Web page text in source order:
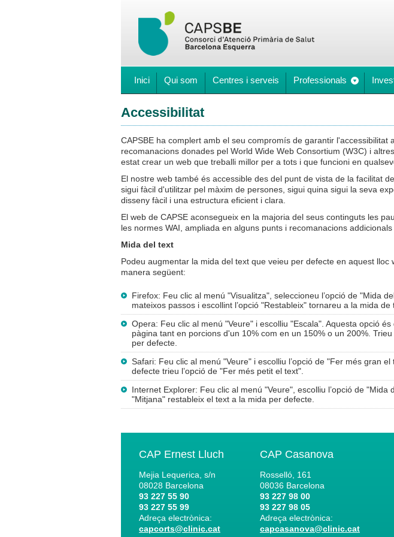
Inici Qui som Centres i serveis Professionals
Accessibilitat
CAPSBE ha complert amb el seu compromís de garantir l'accessibilitat
recomanacions donades pel World Wide Web Consortium (W3C) i
estat crear un web que treballi millor per a tots i que funcioni en
El nostre web també és accessible des del punt de vista de la facilitat
sigui fàcil d'utilitzar pel màxim de persones, sigui quina sigui la seva
disseny fàcil i una estructura eficient i clara.
El web de CAPSE aconsegueix en la majoria del seus continguts les
les normes WAI, ampliada en alguns punts i recomanacions
Mida del text
Podeu augmentar la mida del text que veieu per defecte en aquest
manera següent:
Firefox: Feu clic al menú "Visualitza", seleccioneu l’opció de "Mida
mateixos passos i escollint l’opció "Restableix" tornareu a la mida de
Opera: Feu clic al menú "Veure" i escolliu "Escala". Aquesta opció
pàgina tant en porcions d'un 10% com en un 150% o un 200%.
per defecte.
Safari: Feu clic al menú "Veure" i escolliu l’opció de "Fer més gran
defecte trieu l’opció de "Fer més petit el text".
Internet Explorer: Feu clic al menú "Veure", escolliu l’opció de "Mida
"Mitjana" restableix el text a la mida per defecte.
CAP Ernest Lluch
Mejia Lequerica, s/n
08028 Barcelona
93 227 55 90
93 227 55 99
Adreça electrònica:
capcorts@clinic.cat
CAP Casanova
Rosselló, 161
08036 Barcelona
93 227 98 00
93 227 98 05
Adreça electrònica:
capcasanova@clinic.cat